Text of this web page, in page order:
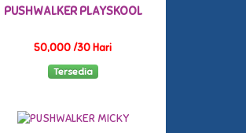
PUSHWALKER PLAYSKOOL
50,000 /30 Hari
Tersedia